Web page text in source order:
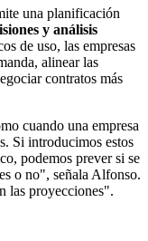
una planificación
y análisis
de uso, las empresas
alinear las
contratos más
cuando una empresa
Si introducimos estos
podemos prever si se
o no", señala Alfonso.
las proyecciones".